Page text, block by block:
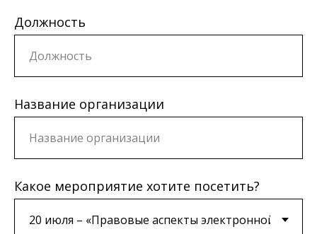
Должность
Название организации
Какое мероприятие хотите посетить?